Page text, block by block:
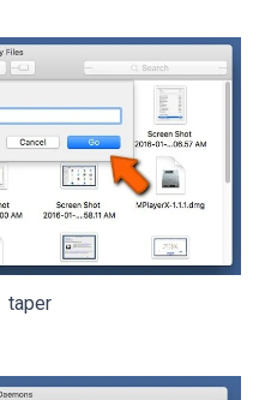
taper